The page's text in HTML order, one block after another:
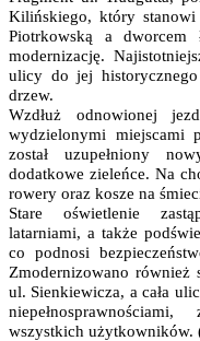
Kilińskiego, który
Piotrkowską a dworcem
modernizację.
ulicy do jej historycznego
drzew.
Wzdłuż odnowionej
wydzielonymi miejscami
został uzupełniony
dodatkowe zieleńce. Na
rowery oraz kosze na
Stare oświetlenie
latarniami, a także
co podnosi
Zmodernizowano również
ul. Sienkiewicza, a cała
wszystkich użytkowników.